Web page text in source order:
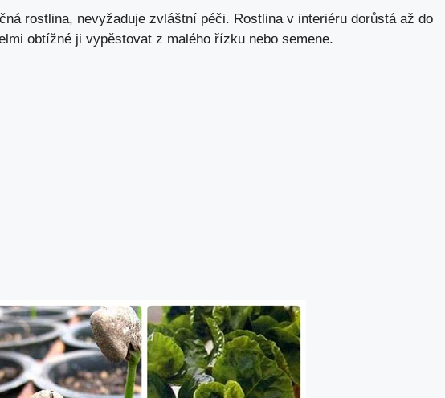
rostlina, nevyžaduje zvláštní péči. Rostlina v interiéru dorůstá až do
obtížné ji vypěstovat z malého řízku nebo semene.